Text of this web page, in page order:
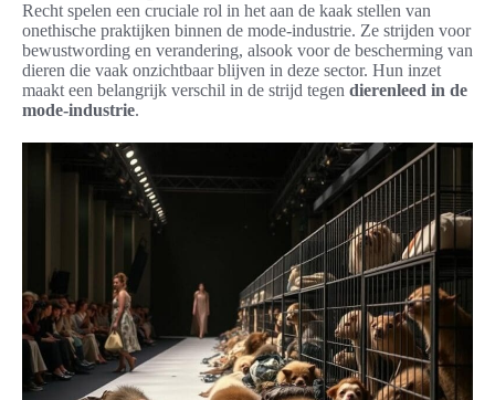
Recht spelen een cruciale rol in het aan de kaak stellen van
onethische praktijken binnen de mode-industrie. Ze strijden voor
bewustwording en verandering, alsook voor de bescherming van
dieren die vaak onzichtbaar blijven in deze sector. Hun inzet
maakt een belangrijk verschil in de strijd tegen dierenleed in de
mode-industrie.